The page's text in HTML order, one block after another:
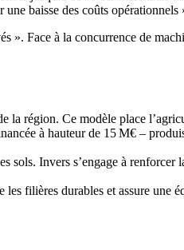
baisse des coûts opérationnels
». Face à la concurrence de
la région. Ce modèle place
à hauteur de 15 M€ –
sols. Invers s’engage à renforcer
filières durables et assure une